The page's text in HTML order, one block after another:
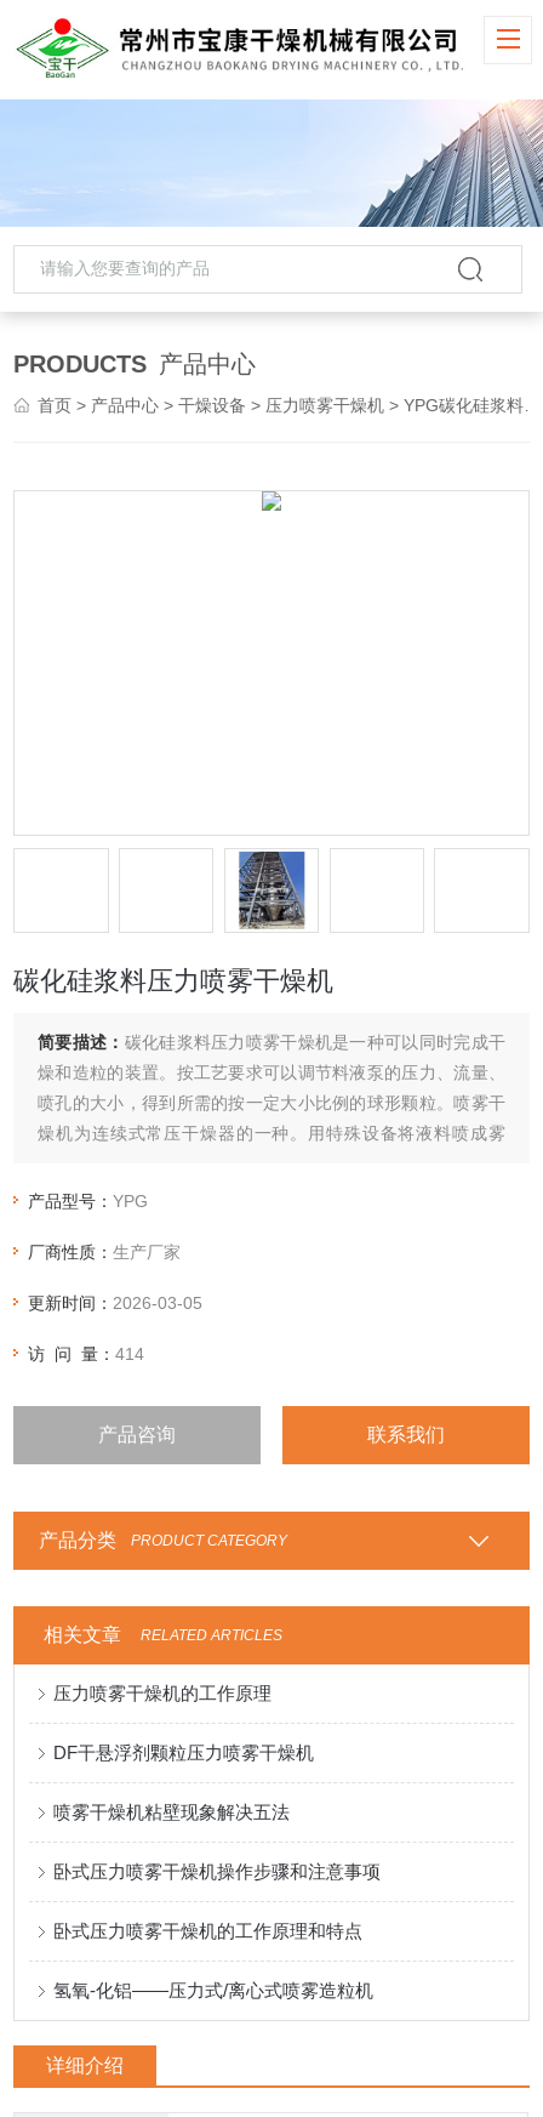
PRODUCTS 产品中心
首页 > 产品中心 >干燥设备 > 压力喷雾干燥机 > YPG碳化硅浆料压力喷雾干燥机
碳化硅浆料压力喷雾干燥机
简要描述： 碳化硅浆料压力喷雾干燥机是一种可以同时完成干
燥和造粒的装置。按工艺要求可以调节料液泵的压力、流量、
喷孔的大小，得到所需的按一定大小比例的球形颗粒。喷雾干
燥机为连续式常压干燥器的一种。用特殊设备将液料喷成雾
体、悬浮液和粘滞液体，也用于干燥燃料、中间体、肥皂粉和
产品型号：YPG
厂商性质：生产厂家
更新时间： 2026-03-05
访 问 量：414
产品咨询 联系我们
产品分类 PRODUCT CATEGORY
相关文章 RELATED ARTICLES
压力喷雾干燥机的工作原理
DF干悬浮剂颗粒压力喷雾干燥机
喷雾干燥机粘壁现象解决五法
卧式压力喷雾干燥机操作步骤和注意事项
卧式压力喷雾干燥机的工作原理和特点
氢氧-化铝——压力式/离心式喷雾造粒机
详细介绍